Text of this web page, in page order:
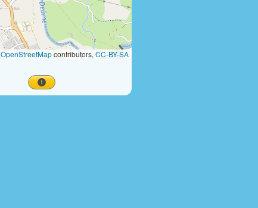
OpenStreetMapcontributors, CC-BY-SA